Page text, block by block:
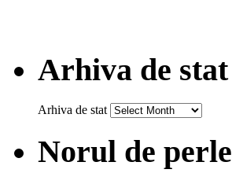
Arhiva de stat
Arhiva de stat
Norul de perle